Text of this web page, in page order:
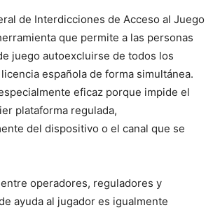
de Interdicciones de Acceso al Juego
que permite a las personas
juego autoexcluirse de todos los
española de forma simultánea.
eficaz porque impide el
plataforma regulada,
del dispositivo o el canal que se
operadores, reguladores y
ayuda al jugador es igualmente